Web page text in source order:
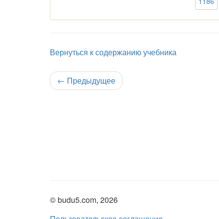
Вернуться к содержанию учебника
← Предыдущее
© budu5.com, 2026